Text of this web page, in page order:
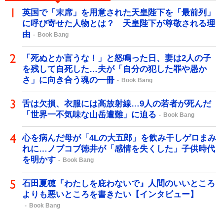
英国で「末席」を用意された天皇陛下を「最前列」
に呼び寄せた人物とは？ 天皇陛下が尊敬される理
由
Book Bang
「死ぬとか言うな！」と怒鳴った日、妻は2人の子
を残して自死した…夫が「自分の犯した罪や愚か
さ」に向き合う魂の一冊
Book Bang
舌は欠損、衣服には高放射線…9人の若者が死んだ
「世界一不気味な山岳遭難」に迫る
Book Bang
心を病んだ母が「4Lの大五郎」を飲み干しゲロまみ
れに…ノブコブ徳井が「感情を失くした」子供時代
を明かす
Book Bang
石田夏穂『わたしを庇わないで』人間のいいところ
よりも悪いところを書きたい【インタビュー】
Book Bang